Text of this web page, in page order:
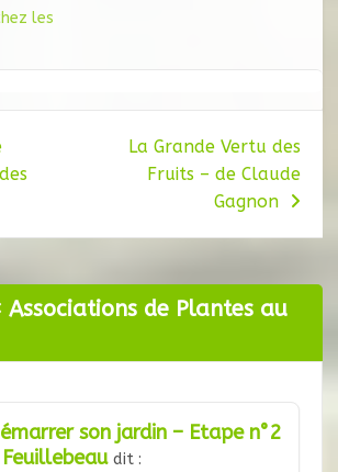
les
La Grande Vertu des
Fruits – de Claude
Gagnon
Associations de Plantes au
son jardin – Etape n°2
dit :